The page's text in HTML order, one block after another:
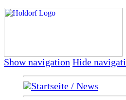
Show navigation Hide
Startseite / News